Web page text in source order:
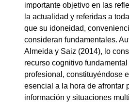
importante objetivo en las
la actualidad y referidas a
que su idoneidad,
consideran fundamentales.
Almeida y Saiz (2014), lo
recurso cognitivo
profesional, constituyéndose
esencial a la hora de afrontar
información y situaciones